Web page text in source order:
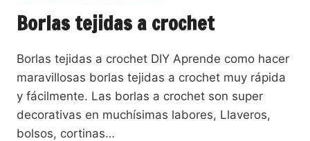
Borlas tejidas a crochet
Borlas tejidas a crochet DIY Aprende como hacer
maravillosas borlas tejidas a crochet muy rápida
y fácilmente. Las borlas a crochet son super
decorativas en muchísimas labores, Llaveros,
bolsos, cortinas…